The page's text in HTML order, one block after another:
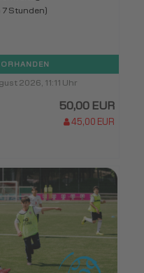
7 Stunden)
2026, 11:11 Uhr
50,00 EUR
45,00 EUR